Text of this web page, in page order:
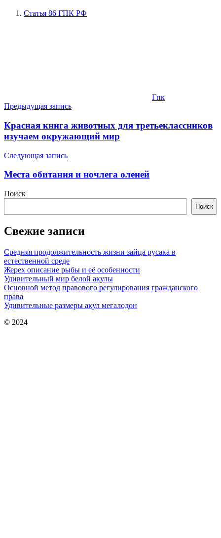
Статья 86 ГПК РФ
Гпк
Навигация
по
записям
Предыдущая запись
Красная книга животных для третьеклассников
изучаем окружающий мир
Следующая запись
Места обитания и ночлега оленей
Поиск
Поиск
Свежие записи
Средняя продолжительность жизни зайца русака в
естественной среде
Жерех описание рыбы и её особенности
Удивительный мир белой акулы
Основной метод правового регулирования гражданского
права
Удивительные размеры акул мегалодон
© 2024